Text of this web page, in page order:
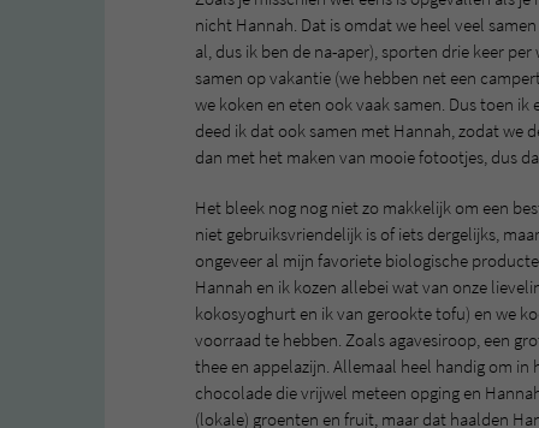
nicht Hannah. Dat is omdat we heel veel
al, dus ik ben de na-aper), sporten drie keer
samen op vakantie (we hebben net een
we koken en eten ook vaak samen. Dus toen
deed ik dat ook samen met Hannah, zodat we
dan met het maken van mooie fotootjes, dus
Het bleek nog nog niet zo makkelijk om een
niet gebruiksvriendelijk is of iets dergelijks,
ongeveer al mijn favoriete biologische
Hannah en ik kozen allebei wat van onze
kokosyoghurt en ik van gerookte tofu) en we
voorraad te hebben. Zoals agavesiroop, een
thee en appelazijn. Allemaal heel handig om in
chocolade die vrijwel meteen opging en
(lokale) groenten en fruit, maar dat haalden